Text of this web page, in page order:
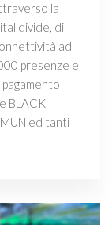
la
divide, di
ad
presenze e
BLACK
ed tanti